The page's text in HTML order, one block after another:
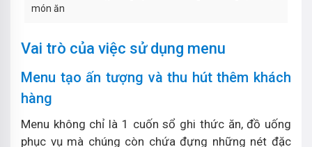
món ăn
Vai trò của việc sử dụng menu
Menu tạo ấn tượng và thu hút thêm khách
hàng
Menu không chỉ là 1 cuốn sổ ghi thức ăn, đồ uống
phục vụ mà chúng còn chứa đựng những nét đặc